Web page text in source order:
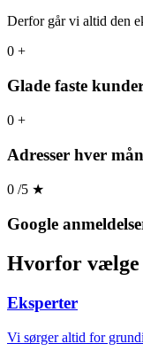
Derfor går vi altid den
0 +
Glade faste
0 +
Adresser hver
0 /5 ★
Google
Hvorfor vælge
Eksperter
Vi sørger altid for